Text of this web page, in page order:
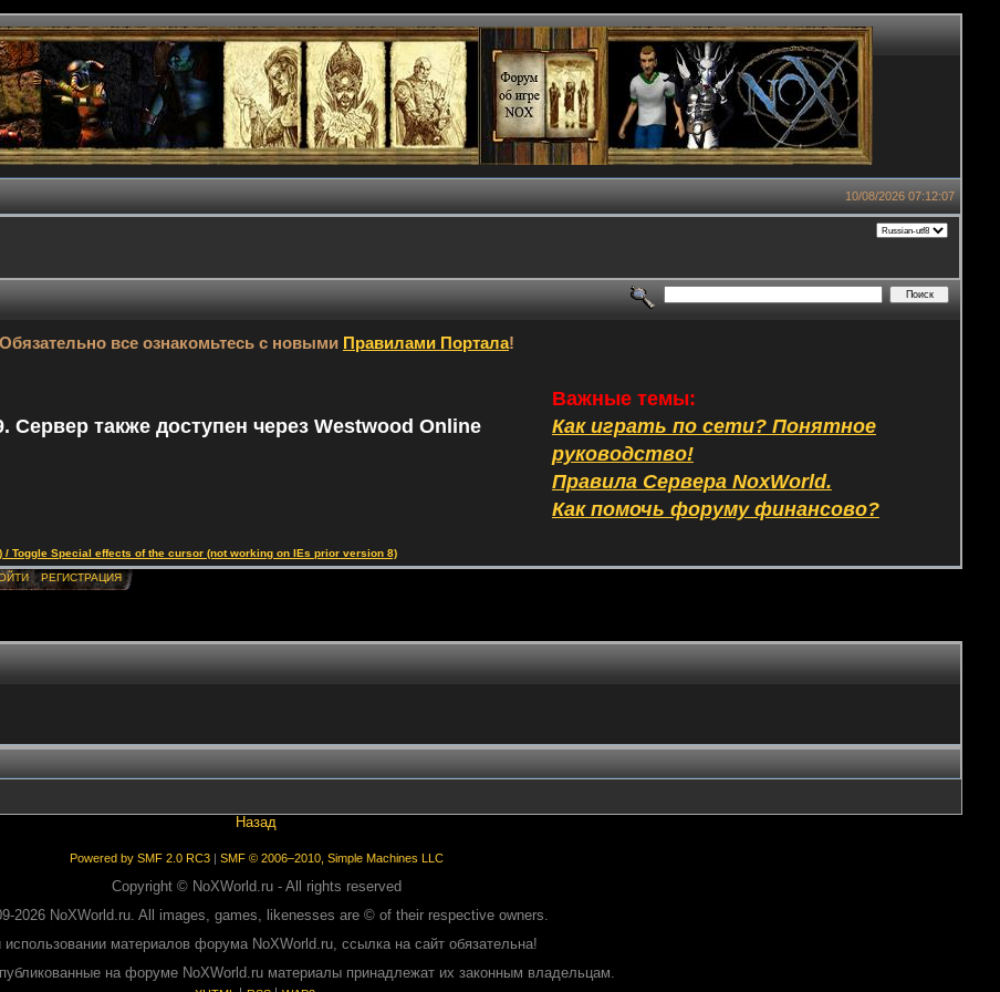
10/08/2026 07:12:07
Обязательно все ознакомьтесь с новыми Правилами Портала!
Сервер также доступен через Westwood Online
Важные темы:
Как играть по сети? Понятное
руководство!
Правила Сервера NoxWorld.
Как помочь форуму финансово?
Toggle Special effects of the cursor (not working on IEs prior version 8)
РЕГИСТРАЦИЯ
Назад
Powered by SMF 2.0 RC3| SMF © 2006–2010, Simple Machines LLC
Copyright © NoXWorld.ru - All rights reserved
2026 NoXWorld.ru. All images, games, likenesses are © of their respective owners.
использовании материалов форума NoXWorld.ru, ссылка на сайт обязательна!
на форуме NoXWorld.ru материалы принадлежат их законным владельцам.